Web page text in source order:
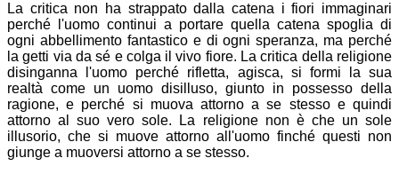
La critica non ha strappato dalla catena i fiori immaginari
perché l'uomo continui a portare quella catena spoglia di
ogni abbellimento fantastico e di ogni speranza, ma perché
la getti via da sé e colga il vivo fiore. La critica della religione
disinganna l'uomo perché rifletta, agisca, si formi la sua
realtà come un uomo disilluso, giunto in possesso della
ragione, e perché si muova attorno a se stesso e quindi
attorno al suo vero sole. La religione non è che un sole
illusorio, che si muove attorno all'uomo finché questi non
giunge a muoversi attorno a se stesso.